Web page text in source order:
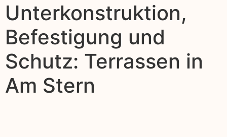
Unterkonstruktion,
Befestigung und
Schutz: Terrassen in
Am Stern